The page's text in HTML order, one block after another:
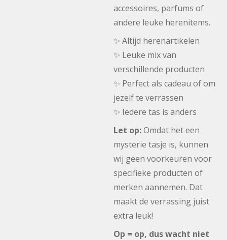
accessoires, parfums of
andere leuke herenitems.
✨ Altijd herenartikelen
✨ Leuke mix van
verschillende producten
✨ Perfect als cadeau of om
jezelf te verrassen
✨ Iedere tas is anders
Let op:Omdat het een
mysterie tasje is, kunnen
wij geen voorkeuren voor
specifieke producten of
merken aannemen. Dat
maakt de verrassing juist
extra leuk!
Op = op, dus wacht niet